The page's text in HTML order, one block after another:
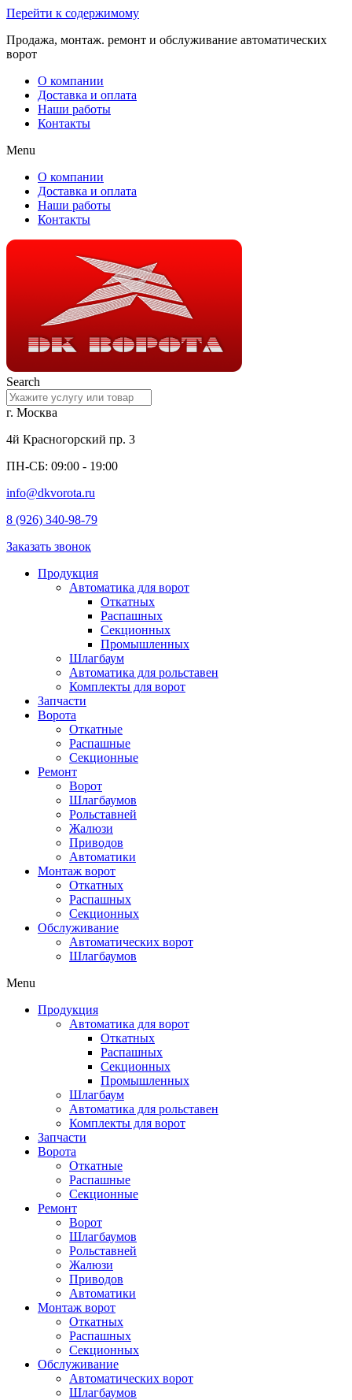
Перейти к содержимому
Продажа, монтаж. ремонт и обслуживание автоматических
ворот
О компании
Доставка и оплата
Наши работы
Контакты
Menu
О компании
Доставка и оплата
Наши работы
Контакты
Search
г. Москва
4й Красногорский пр. 3
ПН-СБ: 09:00 - 19:00
info@dkvorota.ru
8 (926) 340-98-79
Заказать звонок
Продукция
Автоматика для ворот
Откатных
Распашных
Секционных
Промышленных
Шлагбаум
Автоматика для рольставен
Комплекты для ворот
Запчасти
Ворота
Откатные
Распашные
Секционные
Ремонт
Ворот
Шлагбаумов
Рольставней
Жалюзи
Приводов
Автоматики
Монтаж ворот
Откатных
Распашных
Секционных
Обслуживание
Автоматических ворот
Шлагбаумов
Menu
Продукция
Автоматика для ворот
Откатных
Распашных
Секционных
Промышленных
Шлагбаум
Автоматика для рольставен
Комплекты для ворот
Запчасти
Ворота
Откатные
Распашные
Секционные
Ремонт
Ворот
Шлагбаумов
Рольставней
Жалюзи
Приводов
Автоматики
Монтаж ворот
Откатных
Распашных
Секционных
Обслуживание
Автоматических ворот
Шлагбаумов